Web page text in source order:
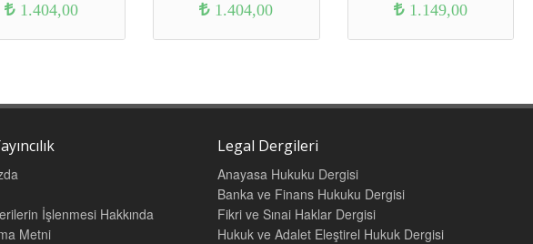
1.404,00 1.404,00 1.149,00
İşlenmesi Hakkında
Metni
Legal Dergileri
Anayasa Hukuku Dergisi
Banka ve Finans Hukuku Dergisi
Fikri ve Sınai Haklar Dergisi
Hukuk ve Adalet Eleştirel Hukuk Dergisi